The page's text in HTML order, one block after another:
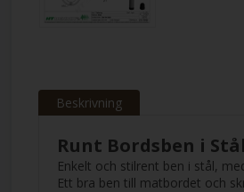
Beskrivning
Runt Bordsben i Stål
Enkelt och stilrent ben i stål,
Ett bra ben till matbordet och